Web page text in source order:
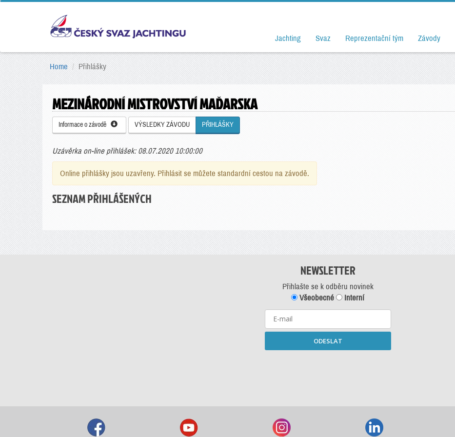
Jachting Svaz Reprezentační tým Závody
Home Přihlášky
MEZINÁRODNÍ MISTROVSTVÍ MAĎARSKA
Informace o závodě VÝSLEDKY ZÁVODU PŘIHLÁŠKY
Uzávěrka on-line přihlášek: 08.07.2020 10:00:00
Online přihlášky jsou uzavřeny. Přihlásit se můžete standardní cestou na závodě.
SEZNAM PŘIHLÁŠENÝCH
NEWSLETTER
Přihlašte se k odběru novinek
Všeobecné
Interní
ODESLAT